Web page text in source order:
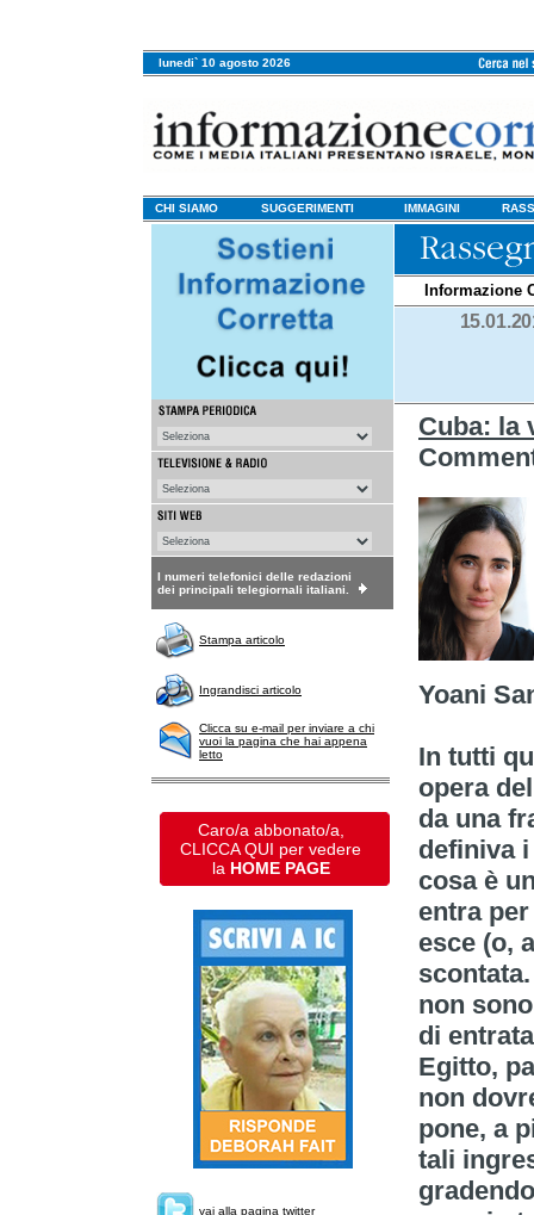
lunedi` 10 agosto 2026
CHI SIAMO SUGGERIMENTI IMMAGINI
I numeri telefonici delle redazioni
dei principali telegiornali italiani.
Stampa articolo
Ingrandisci articolo
Clicca su e-mail per inviare a chi
vuoi la pagina che hai appena
letto
Caro/a abbonato/a,
CLICCA QUI per vedere
la HOME PAGE
vai alla pagina twitter
Informazione
Cuba: la
Yoani
In tutti
opera
da una
definiva
cosa è
entra
esce (o,
non
di
Egitto,
non
pone, a
tali